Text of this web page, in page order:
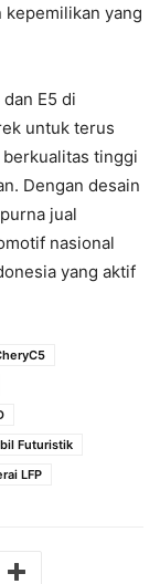
kepemilikan yang
E5 di
untuk terus
tinggi
Dengan desain
jual
nasional
yang aktif
Futuristik
LFP